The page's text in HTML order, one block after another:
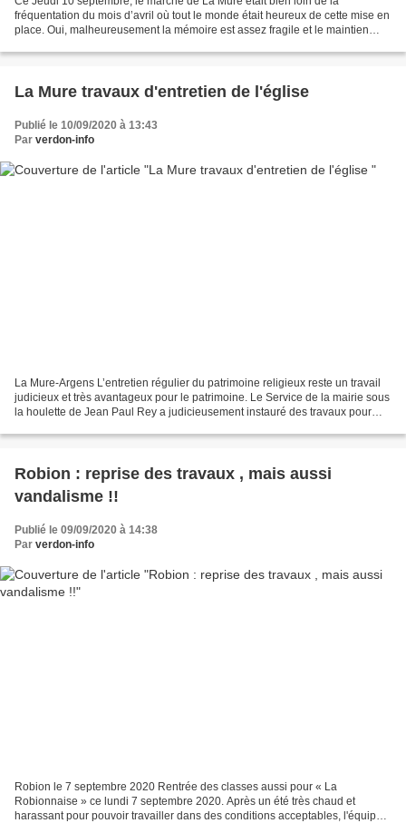
fréquentation du mois d’avril où tout le monde était heureux de cette mise en
place. Oui, malheureusement la mémoire est assez fragile et le maintien
La Mure travaux d'entretien de l'église
Publié le 10/09/2020 à 13:43
Par verdon-info
La Mure-Argens L’entretien régulier du patrimoine religieux reste un travail
judicieux et très avantageux pour le patrimoine. Le Service de la mairie sous
la houlette de Jean Paul Rey a judicieusement instauré des travaux pour
Robion : reprise des travaux , mais aussi
vandalisme !!
Publié le 09/09/2020 à 14:38
Par verdon-info
Robion le 7 septembre 2020 Rentrée des classes aussi pour « La
Robionnaise » ce lundi 7 septembre 2020. Après un été très chaud et
harassant pour pouvoir travailler dans des conditions acceptables, l'équipe a